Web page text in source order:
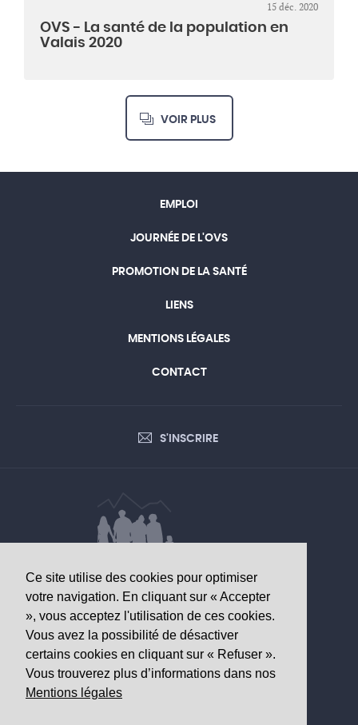
Ce site utilise des cookies pour optimiser
votre navigation. En cliquant sur « Accepter
», vous acceptez l'utilisation de ces cookies.
Vous avez la possibilité de désactiver
certains cookies en cliquant sur « Refuser ».
Vous trouverez plus d’informations dans nos
Mentions légales
15 déc. 2020
OVS - La santé de la population en
Valais 2020
VOIR PLUS
EMPLOI
JOURNÉE DE L'OVS
PROMOTION DE LA SANTÉ
LIENS
MENTIONS LÉGALES
CONTACT
S'INSCRIRE
DONNÉES D’INTÉRÊT SANITAIRE
Observatoire valaisan de la santé
Av. Grand-Champsec 64
1950 Sion
Tél+41 27 603 49 61